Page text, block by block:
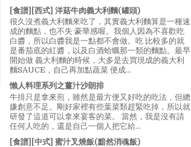
[食譜][西式] 洋菇牛肉義大利麵(罐頭)
很久沒煮義大利麵來吃了，其實義大利麵算是一種速
成的麵點，也不失 豪華感喔。我個人因為不喜歡吃
白醬，所以白醬我是一點都不會做。吃 比較多的就
是番茄底的紅醬，以及白酒蛤蠣那一類的麵點。最早
開始做 義大利麵的時候，大多是去買現成的義大利
麵SAUCE，自己再加點蔬菜 便成...
懶人料理系列之薑汁沙朗排
牛排只是拿來煎，雖然是最方便又好吃的吃法，但總
嫌創意不足。剛好家裡有些葉菜類趕緊吃掉，所以就
研發了這道可以拿來宴客的菜。 當然，我是沒有請
任何人吃的，還是自己一個人把它給...
[食譜][中式] 蜜汁叉燒飯(黯然消魂飯)